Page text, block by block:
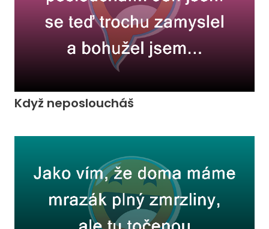
Když neposloucháš